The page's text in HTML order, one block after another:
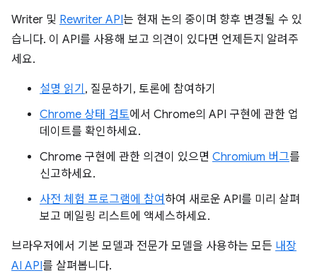
Writer 및 Rewriter API는 현재 논의 중이며 향후 변경될 수 있
습니다. 이 API를 사용해 보고 의견이 있다면 언제든지 알려주
세요.
설명 읽기 , 질문하기, 토론에 참여하기
Chrome 상태 검토에서 Chrome의 API 구현에 관한 업
데이트를 확인하세요.
Chrome 구현에 관한 의견이 있으면 Chromium 버그를
신고하세요.
사전 체험 프로그램에 참여 하여 새로운 API를 미리 살펴
보고 메일링 리스트에 액세스하세요.
브라우저에서 기본 모델과 전문가 모델을 사용하는 모든 내장
AI API를 살펴봅니다.